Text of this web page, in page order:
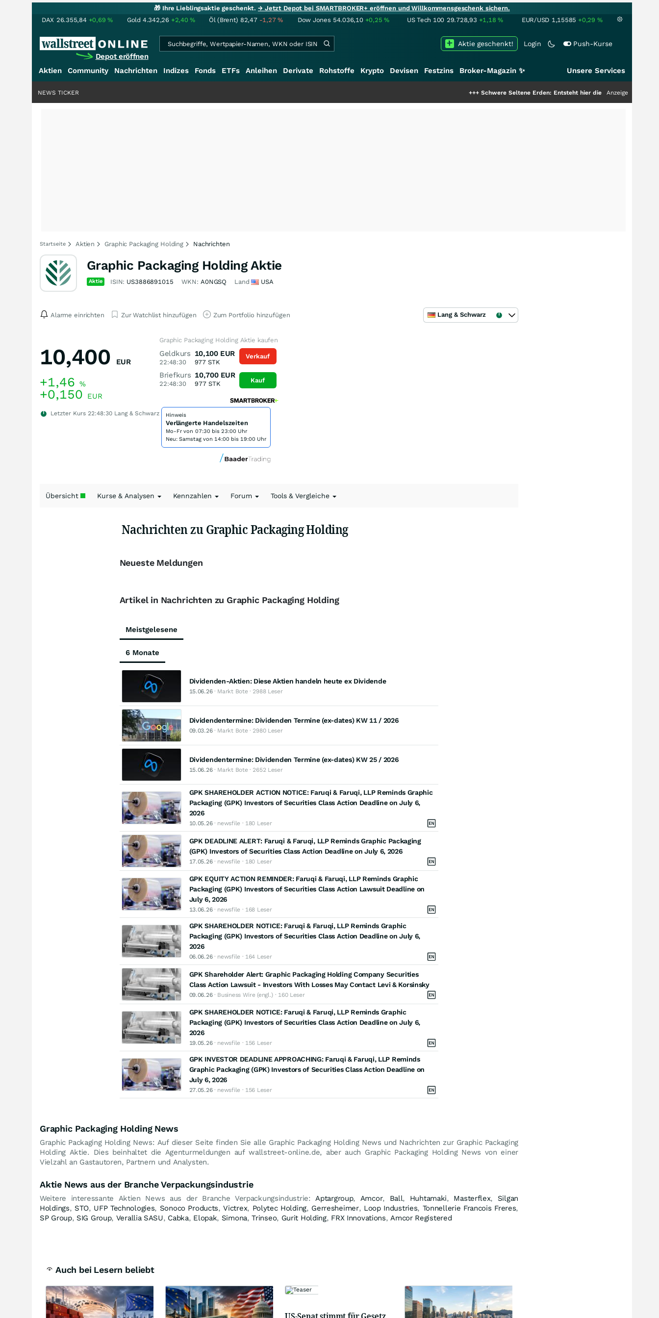
🎁 Ihre Lieblingsaktie geschenkt.→ Jetzt Depot bei SMARTBROKER+ eröffnen und Willkommensgeschenk sichern.
DAX 26.355,84 +0,69% Gold 4.342,26 +2,40% Öl (Brent) 82,47 -1,27% Dow Jones 54.036,10 +0,25% US Tech 100 29.728,93 +1,18% EUR/USD 1,15585 +0,29 %
Depot eröffnen
Login Push-Kurse
Aktie geschenkt!
Aktien Community Nachrichten Indizes Fonds ETFs Anleihen Derivate Rohstoffe Krypto Devisen Festzins Broker-Magazin ✨ Unsere Services
Schwere Seltene Erden: Entsteht hier die nächste Milliardenstory?
Anzeige
NEWS TICKER
Startseite Aktien Graphic Packaging Holding Nachrichten
Graphic Packaging Holding Aktie
Aktie ISIN: US3886891015 WKN: A0NGSQ Land USA
Alarme einrichten Zur Watchlist hinzufügen Zum Portfolio hinzufügen Lang & Schwarz
10,400 EUR
+1,46 %
+0,150 EUR
Letzter Kurs 22:48:30 Lang & Schwarz
Graphic Packaging Holding Aktie kaufen
Geldkurs
22:48:30
10,100 EUR
977 STK
Briefkurs
22:48:30
10,700 EUR
977STK
Verkauf
Kauf
Hinweis
Verlängerte Handelszeiten
Mo-Fr von 07:30 bis 23:00 Uhr
Neu: Samstag von 14:00 bis 19:00 Uhr
Übersicht Kurse & Analysen Kennzahlen Forum Tools & Vergleiche
Nachrichten zu Graphic Packaging Holding
Neueste Meldungen
Artikel in Nachrichten zu Graphic Packaging Holding
Meistgelesene
6 Monate
Dividenden-Aktien: Diese Aktien handeln heute ex Dividende
15.06.26· Markt Bote · 2988 Leser
Dividendentermine: Dividenden Termine (ex-dates) KW 11 / 2026
09.03.26· Markt Bote · 2980 Leser
Dividendentermine: Dividenden Termine (ex-dates) KW 25 / 2026
15.06.26· Markt Bote · 2652 Leser
GPK SHAREHOLDER ACTION NOTICE: Faruqi & Faruqi, LLP Reminds Graphic
Packaging (GPK) Investors of Securities Class Action Deadline on July 6,
2026
10.05.26· newsfile · 180 Leser
GPK DEADLINE ALERT: Faruqi & Faruqi, LLP Reminds Graphic Packaging
(GPK) Investors of Securities Class Action Deadline on July 6, 2026
17.05.26· newsfile · 180 Leser
GPK EQUITY ACTION REMINDER: Faruqi & Faruqi, LLP Reminds Graphic
Packaging (GPK) Investors of Securities Class Action Lawsuit Deadline on
July 6, 2026
13.06.26· newsfile · 168 Leser
GPK SHAREHOLDER NOTICE: Faruqi & Faruqi, LLP Reminds Graphic
Packaging (GPK) Investors of Securities Class Action Deadline on July 6,
2026
06.06.26· newsfile · 164 Leser
GPK Shareholder Alert: Graphic Packaging Holding Company Securities
Class Action Lawsuit - Investors With Losses May Contact Levi & Korsinsky
09.06.26· Business Wire (engl.) · 160 Leser
GPK SHAREHOLDER NOTICE: Faruqi & Faruqi, LLP Reminds Graphic
Packaging (GPK) Investors of Securities Class Action Deadline on July 6,
2026
19.05.26· newsfile · 156 Leser
GPK INVESTOR DEADLINE APPROACHING: Faruqi & Faruqi, LLP Reminds
Graphic Packaging (GPK) Investors of Securities Class Action Deadline on
July 6, 2026
27.05.26· newsfile · 156 Leser
Graphic Packaging Holding News
Graphic Packaging Holding News: Auf dieser Seite finden Sie alle Graphic Packaging Holding News und Nachrichten zur Graphic Packaging
Holding Aktie. Dies beinhaltet die Agenturmeldungen auf wallstreet-online.de, aber auch Graphic Packaging Holding News von einer
Vielzahl an Gastautoren, Partnern und Analysten.
Aktie News aus der Branche Verpackungsindustrie
Weitere interessante Aktien News aus der Branche Verpackungsindustrie:Aptargroup, Amcor, Ball, Huhtamaki, Masterflex, Silgan
Holdings, STO, UFP Technologies, Sonoco Products,Victrex, Polytec Holding, Gerresheimer, Loop Industries, Tonnellerie Francois Freres,
SP Group, SIG Group, Verallia SASU, Cabka, Elopak, Simona,Trinseo, Gurit Holding, FRX Innovations,Amcor Registered
Auch bei Lesern beliebt